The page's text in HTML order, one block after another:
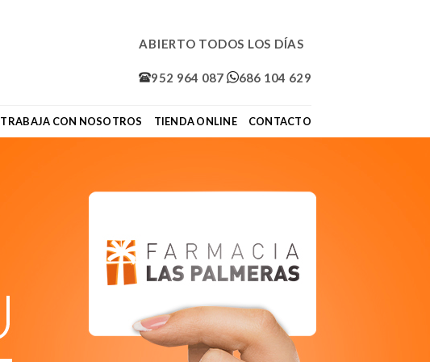
ABIERTO TODOS LOS DÍAS
952 964 087 686 104 629
TRABAJA CON NOSOTROS TIENDA ONLINE CONTACTO